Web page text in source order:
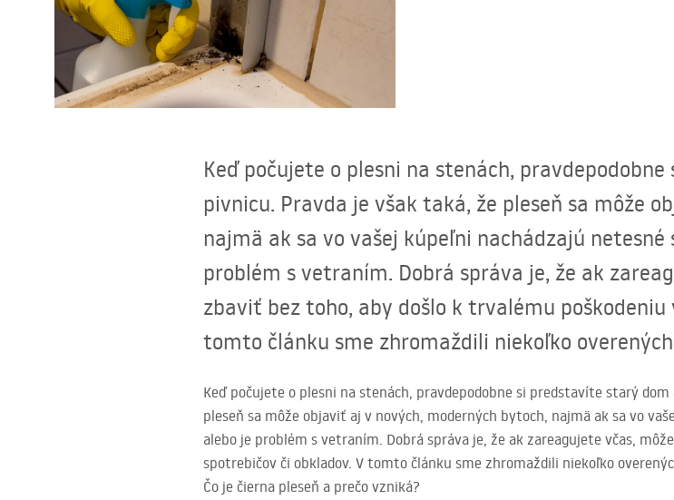
Sprchové žľaby
Kúpeľňové doplnky a nábytok
Keď počujete o plesni na stenách,
pivnicu. Pravda je však taká, že pleseň sa môže
najmä ak sa vo vašej kúpeľni nachádzajú
problém s vetraním. Dobrá správa je, že ak
zbaviť bez toho, aby došlo k trvalému
tomto článku sme zhromaždili niekoľko
Keď počujete o plesni na stenách, pravdepodobne si predstavíte starý
pleseň sa môže objaviť aj v nových, moderných bytoch, najmä ak sa vo
alebo je problém s vetraním. Dobrá správa je, že ak zareagujete včas,
spotrebičov či obkladov. V tomto článku sme zhromaždili niekoľko
Čo je čierna pleseň a prečo vzniká?